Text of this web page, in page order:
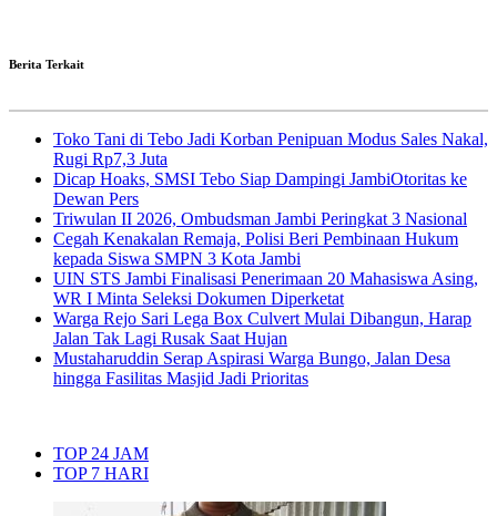
Berita Terkait
Toko Tani di Tebo Jadi Korban Penipuan Modus Sales Nakal,
Rugi Rp7,3 Juta
Dicap Hoaks, SMSI Tebo Siap Dampingi JambiOtoritas ke
Dewan Pers
Triwulan II 2026, Ombudsman Jambi Peringkat 3 Nasional
Cegah Kenakalan Remaja, Polisi Beri Pembinaan Hukum
kepada Siswa SMPN 3 Kota Jambi
UIN STS Jambi Finalisasi Penerimaan 20 Mahasiswa Asing,
WR I Minta Seleksi Dokumen Diperketat
Warga Rejo Sari Lega Box Culvert Mulai Dibangun, Harap
Jalan Tak Lagi Rusak Saat Hujan
Mustaharuddin Serap Aspirasi Warga Bungo, Jalan Desa
hingga Fasilitas Masjid Jadi Prioritas
TOP 24 JAM
TOP 7 HARI